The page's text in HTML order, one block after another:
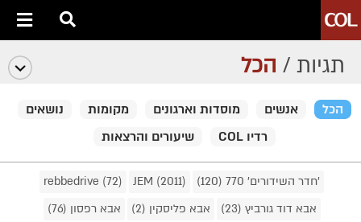
תגיות / הכל
הכל אנשים מוסדות וארגונים מקומות
נושאים
רדיו COL
שיעורים והרצאות
'חדר השידורים' 770 (120) JEM (2011)
rebbedrive (72)
אבא דוד גורביץ (23)
אבא פליסקין (2)
אבא רפסון (76)